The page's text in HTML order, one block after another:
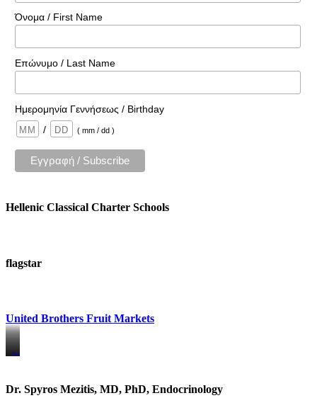
Όνομα / First Name
Επώνυμο / Last Name
Ημερομηνία Γεννήσεως / Birthday
/
( mm / dd )
Hellenic Classical Charter Schools
flagstar
United Brothers Fruit Markets
https://www.unitedbrothersfruitmarkets.com/
https://www.unitedbrothersfruitmarkets.com/
Dr. Spyros Mezitis, MD, PhD, Endocrinology